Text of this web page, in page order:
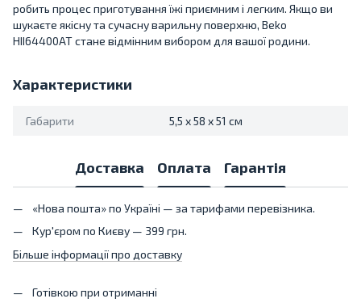
робить процес приготування їжі приємним і легким. Якщо ви
шукаєте якісну та сучасну варильну поверхню, Beko
HII64400AT стане відмінним вибором для вашої родини.
Характеристики
Габарити 5,5 x 58 x 51 см
Доставка Оплата Гарантія
«Нова пошта» по Україні — за тарифами перевізника.
Кур'єром по Києву — 399 грн.
Більше інформації про доставку
Готівкою при отриманні